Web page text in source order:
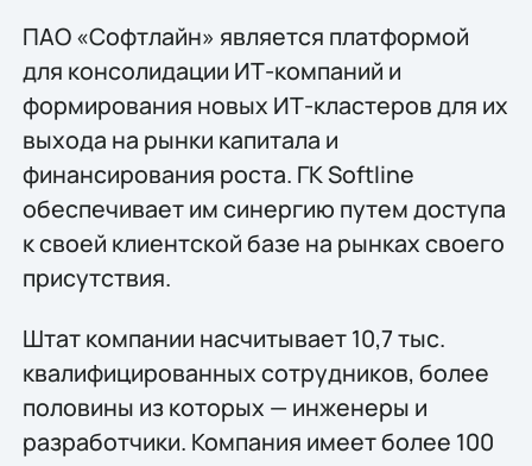
ПАО «Софтлайн» является платформой
для консолидации ИТ-компаний и
формирования новых ИТ-кластеров для их
выхода на рынки капитала и
финансирования роста. ГК Softline
обеспечивает им синергию путем доступа
к своей клиентской базе на рынках своего
присутствия.
Штат компании насчитывает 10,7 тыс.
квалифицированных сотрудников, более
половины из которых — инженеры и
разработчики. Компания имеет более 100